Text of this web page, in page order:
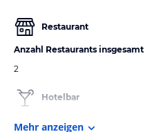
Restaurant
Anzahl Restaurants insgesamt
2
Hotelbar
Mehr anzeigen